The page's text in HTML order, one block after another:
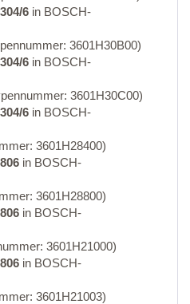
6 in BOSCH-
3601H30B00)
6 in BOSCH-
3601H30C00)
6 in BOSCH-
3601H28400)
in BOSCH-
3601H28800)
in BOSCH-
3601H21000)
in BOSCH-
3601H21003)